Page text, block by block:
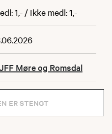
1,- / Ikke medl: 1,-
Møre og Romsdal
ER STENGT